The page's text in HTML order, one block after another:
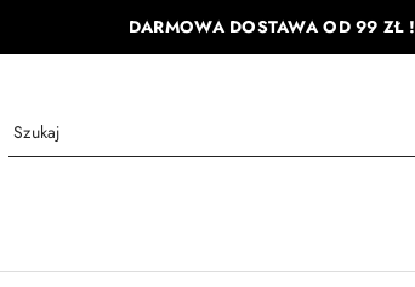
DARMOWA DOSTAWA OD 99 ZŁ !